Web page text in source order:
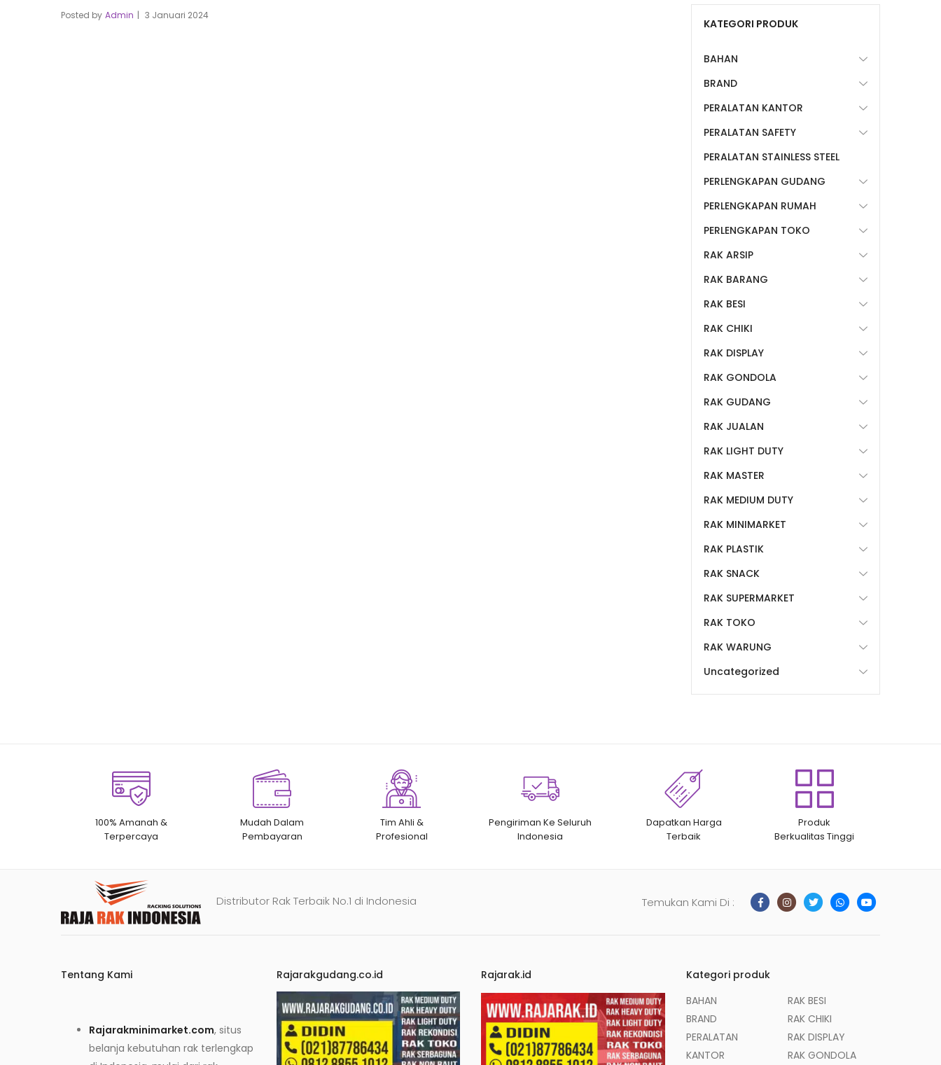
Posted by Admin 3 Januari 2024
KATEGORI PRODUK
BAHAN
BRAND
PERALATAN KANTOR
PERALATAN SAFETY
PERALATAN STAINLESS STEEL
PERLENGKAPAN GUDANG
PERLENGKAPAN RUMAH
PERLENGKAPAN TOKO
RAK ARSIP
RAK BARANG
RAK BESI
RAK CHIKI
RAK DISPLAY
RAK GONDOLA
RAK GUDANG
RAK JUALAN
RAK LIGHT DUTY
RAK MASTER
RAK MEDIUM DUTY
RAK MINIMARKET
RAK PLASTIK
RAK SNACK
RAK SUPERMARKET
RAK TOKO
RAK WARUNG
Uncategorized
100% Amanah &
Terpercaya
Mudah Dalam
Pembayaran
Tim Ahli &
Profesional
Pengiriman Ke Seluruh
Indonesia
Dapatkan Harga
Terbaik
Produk
Berkualitas Tinggi
Distributor Rak Terbaik No.1 di Indonesia Temukan Kami Di :
Tentang Kami
Rajarakminimarket.com, situs
belanja kebutuhan rak terlengkap
Rajarakgudang.co.id Rajarak.id
Kategori produk
BAHAN
BRAND
PERALATAN
KANTOR
RAK BESI
RAK CHIKI
RAK DISPLAY
RAK GONDOLA